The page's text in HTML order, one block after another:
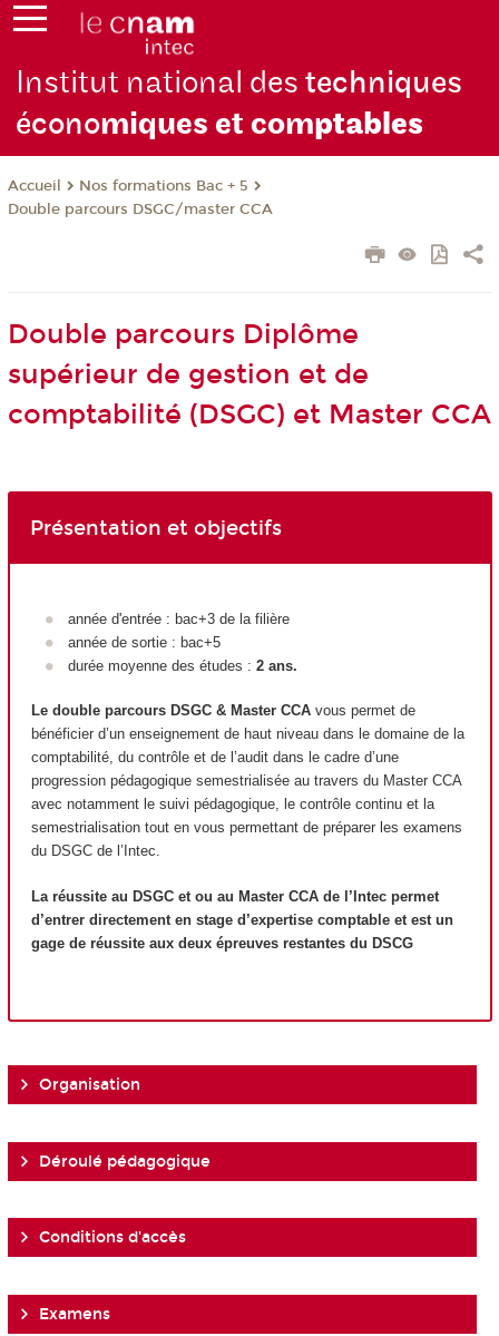
Institut national destechniques
économiques et comptables
Accueil
Nos formations Bac + 5
Double parcours DSGC/master CCA
Double parcours Diplôme
supérieur de gestion et de
comptabilité (DSGC) et Master CCA
Présentation et objectifs
année d'entrée : bac+3 de la filière
année de sortie : bac+5
durée moyenne des études : 2 ans.
Le double parcours DSGC & Master CCA vous permet de
bénéficier d’un enseignement de haut niveau dans le domaine de la
comptabilité, du contrôle et de l’audit dans le cadre d’une
progression pédagogique semestrialisée au travers du Master CCA
avec notamment le suivi pédagogique, le contrôle continu et la
semestrialisation tout en vous permettant de préparer les examens
du DSGC de l’Intec.
La réussite au DSGC et ou au Master CCA de l’Intec permet
d’entrer directement en stage d’expertise comptable et est un
gage de réussite aux deux épreuves restantes du DSCG
Organisation
Déroulé pédagogique
Conditions d'accès
Examens